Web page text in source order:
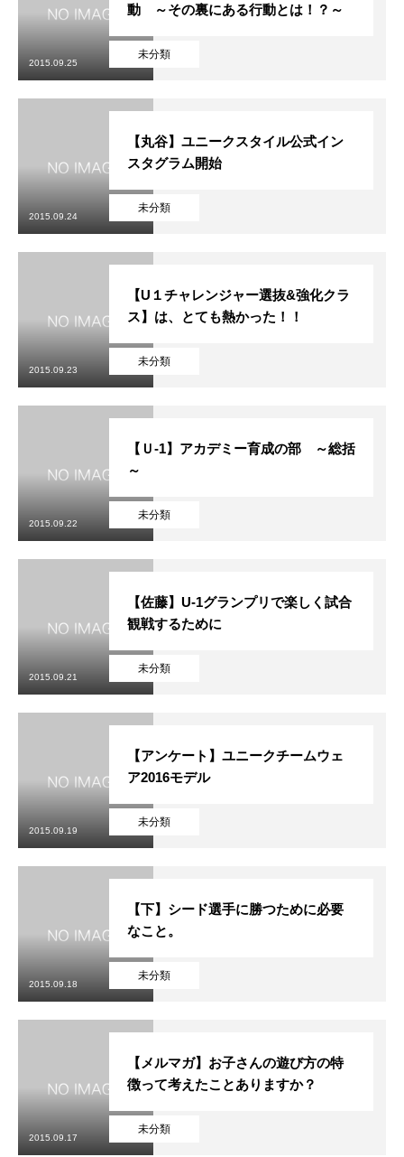
未分類
動 ～その裏にある行動とは！？～
2015.09.25
未分類
【丸谷】ユニークスタイル公式イン
スタグラム開始
2015.09.24
未分類
【U１チャレンジャー選抜&強化クラ
ス】は、とても熱かった！！
2015.09.23
未分類
【Ｕ-1】アカデミー育成の部 ～総括
～
2015.09.22
未分類
【佐藤】U-1グランプリで楽しく試合
観戦するために
2015.09.21
未分類
【アンケート】ユニークチームウェ
ア2016モデル
2015.09.19
未分類
【下】シード選手に勝つために必要
なこと。
2015.09.18
未分類
【メルマガ】お子さんの遊び方の特
徴って考えたことありますか？
2015.09.17